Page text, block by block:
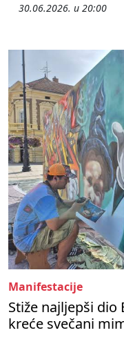
30.06.2026. u 20:00
Manifestacije
Stiže najljepši dio
kreće svečani